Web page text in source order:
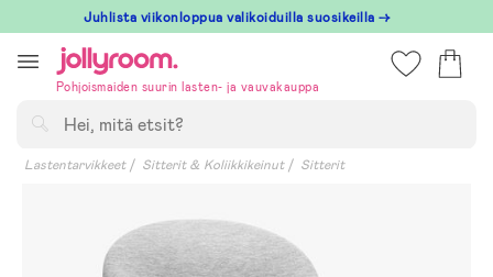
till
innehållet
Juhlista viikonloppua valikoiduilla suosikeilla →
Pohjoismaiden suurin lasten- ja vauvakauppa
Lastentarvikkeet Sitterit & Koliikkikeinut Sitterit